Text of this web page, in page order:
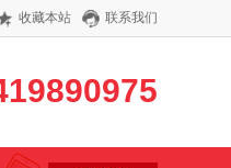
收藏本站 联系我们